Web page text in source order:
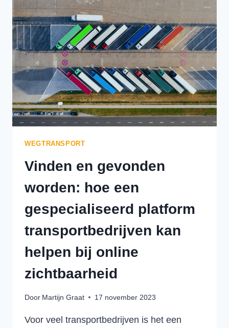
VAN
ELEKTRISCH
TRANSPORT
WEGTRANSPORT
Vinden en gevonden
worden: hoe een
gespecialiseerd platform
transportbedrijven kan
helpen bij online
zichtbaarheid
Door Martijn Graat 17 november 2023
Voor veel transportbedrijven is het een